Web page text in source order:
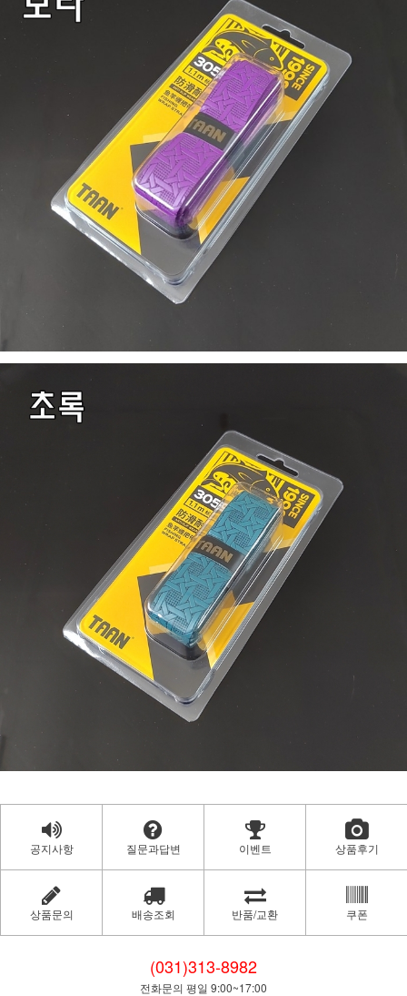
공지사항 질문과답변 이벤트 상품후기
상품문의 배송조회 반품/교환 쿠폰
(031)313-8982
전화문의 평일 9:00~17:00